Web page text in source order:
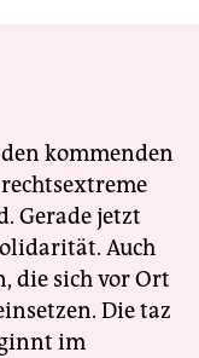
kommenden
Gerade jetzt
Auch
die sich vor Ort
Die taz
im